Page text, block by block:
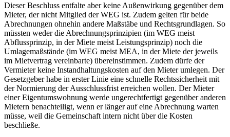
Dieser Beschluss entfalte aber keine Außenwirkung gegenüber dem
Mieter, der nicht Mitglied der WEG ist. Zudem gelten für beide
Abrechnungen ohnehin andere Maßstäbe und Rechtsgrundlagen. So
müssten weder die Abrechnungsprinzipien (im WEG meist
Abflussprinzip, in der Miete meist Leistungsprinzip) noch die
Umlagemaßstände (im WEG meist MEA, in der Miete der jeweils
im Mietvertrag vereinbarte) übereinstimmen. Zudem dürfe der
Vermieter keine Instandhaltungskosten auf den Mieter umlegen. Der
Gesetzgeber habe in erster Linie eine schnelle Rechtssicherheit mit
der Normierung der Ausschlussfrist erreichen wollen. Der Mieter
einer Eigentumswohnung werde ungerechtfertigt gegenüber anderen
Mietern benachteiligt, wenn er länger auf eine Abrechnung warten
müsse, weil die Gemeinschaft intern nicht über die Kosten
beschließe.